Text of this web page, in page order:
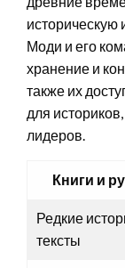
Моди и его
хранение и
также их
для
лидеров.
Книги и
Редкие
тексты